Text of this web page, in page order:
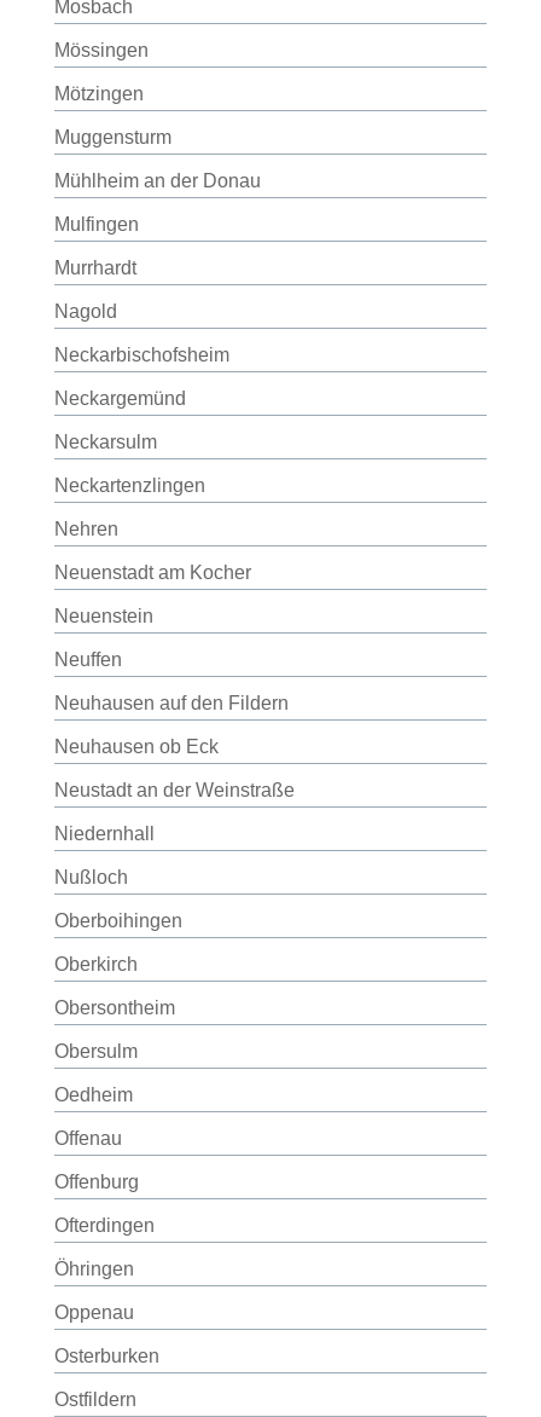
Mosbach
Mössingen
Mötzingen
Muggensturm
Mühlheim an der Donau
Mulfingen
Murrhardt
Nagold
Neckarbischofsheim
Neckargemünd
Neckarsulm
Neckartenzlingen
Nehren
Neuenstadt am Kocher
Neuenstein
Neuffen
Neuhausen auf den Fildern
Neuhausen ob Eck
Neustadt an der Weinstraße
Niedernhall
Nußloch
Oberboihingen
Oberkirch
Obersontheim
Obersulm
Oedheim
Offenau
Offenburg
Ofterdingen
Öhringen
Oppenau
Osterburken
Ostfildern